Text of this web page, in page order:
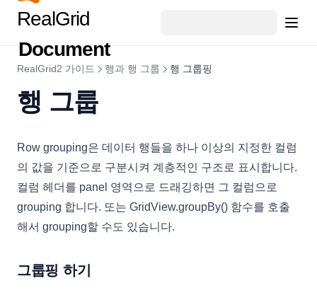
RealGrid
Document
RealGrid2 가이드 행과 행 그룹 행 그룹핑
행 그룹
Row grouping은 데이터 행들을 하나 이상의 지정한 컬럼
의 값을 기준으로 구분시켜 계층적인 구조로 표시합니다.
컬럼 헤더를 panel 영역으로 드래깅하면 그 컬럼으로
grouping 합니다. 또는 GridView.groupBy() 함수를 호출
해서 grouping할 수도 있습니다.
그룹핑 하기